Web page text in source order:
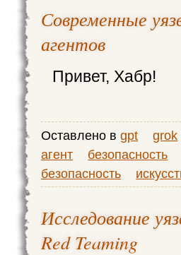
Современные
агентов
Привет, Хабр!
Оставлено в gpt grok
агент
безопасность
безопасность
Исследование
Red Teaming